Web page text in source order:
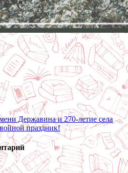
Державина и 270-летие села
праздник!